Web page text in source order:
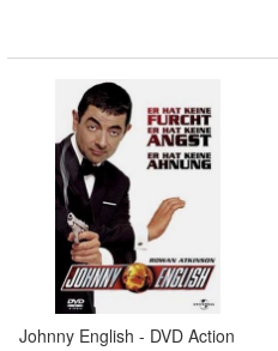
Johnny English - DVD Action